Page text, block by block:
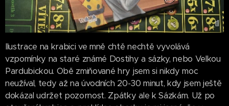
Ilustrace na krabici ve mně chtě nechtě vyvolává
vzpomínky na staré známé Dostihy a sázky, nebo Velkou
Pardubickou. Obě zmiňované hry jsem si nikdy moc
neužíval, tedy až na úvodních 20-30 minut, kdy jsem ještě
dokázal udržet pozornost. Zpátky ale k Sázkám. Už po